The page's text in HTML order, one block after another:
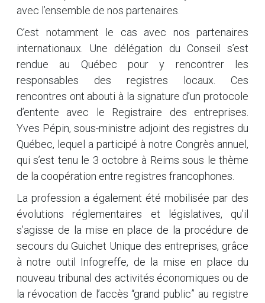
avec l’ensemble de nos partenaires.
C’est notamment le cas avec nos partenaires
internationaux. Une délégation du Conseil s’est
rendue au Québec pour y rencontrer les
responsables des registres locaux. Ces
rencontres ont abouti à la signature d’un protocole
d’entente avec le Registraire des entreprises.
Yves Pépin, sous-ministre adjoint des registres du
Québec, lequel a participé à notre Congrès annuel,
qui s’est tenu le 3 octobre à Reims sous le thème
de la coopération entre registres francophones.
La profession a également été mobilisée par des
évolutions réglementaires et législatives, qu’il
s’agisse de la mise en place de la procédure de
secours du Guichet Unique des entreprises, grâce
à notre outil Infogreffe, de la mise en place du
nouveau tribunal des activités économiques ou de
la révocation de l’accès “grand public” au registre